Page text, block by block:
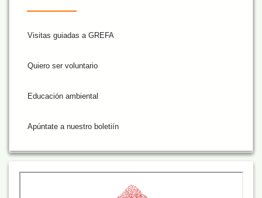
Visitas guiadas a GREFA
Quiero ser voluntario
Educación ambiental
Apúntate a nuestro boletiín